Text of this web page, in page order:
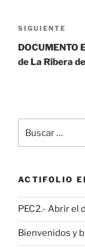
de
entradas
Siguiente
entrada
SIGUIENTE
DOCUMENTO
de La Ribera
por:
ACTIFOLIO
PEC2.- Abrir el
Bienvenidos y